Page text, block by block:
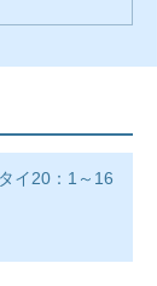
イ20：1～16